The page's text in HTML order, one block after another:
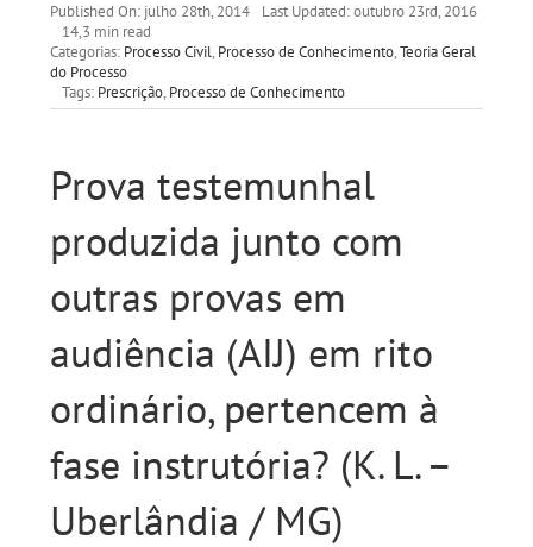
Published On: julho 28th, 2014
Last Updated: outubro 23rd, 2016
14,3 min read
Categorias: Processo Civil, Processo de Conhecimento,Teoria Geral
do Processo
Tags: Prescrição, Processo de Conhecimento
Prova testemunhal
produzida junto com
outras provas em
audiência (AIJ) em rito
ordinário, pertencem à
fase instrutória? (K. L. –
Uberlândia / MG)